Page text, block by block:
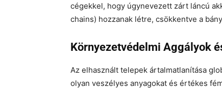
cégekkel, hogy úgynevezett zárt láncú
chains) hozzanak létre, csökkentve a
Környezetvédelmi Aggályok
Az elhasznált telepek ártalmatlanítása
olyan veszélyes anyagokat és értékes